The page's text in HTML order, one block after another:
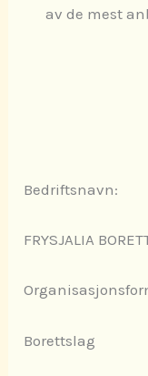
av de mest
Bedriftsnavn:
FRYSJALIA
Borettslag